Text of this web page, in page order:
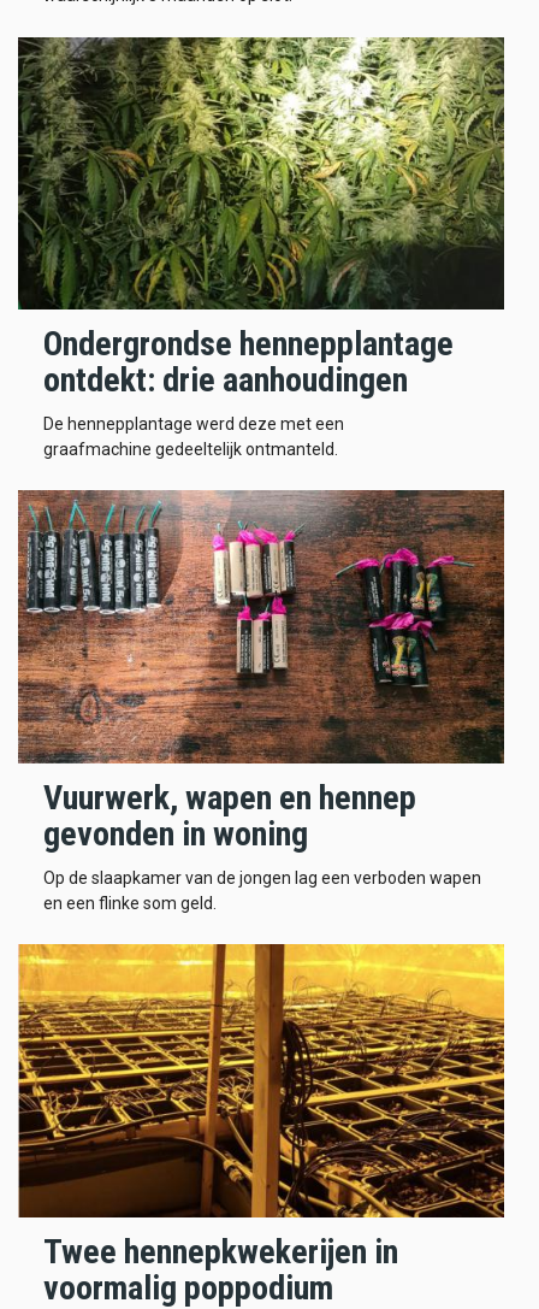
Ondergrondse hennepplantage
ontdekt: drie aanhoudingen
De hennepplantage werd deze met een
graafmachine gedeeltelijk ontmanteld.
Vuurwerk, wapen en hennep
gevonden in woning
Op de slaapkamer van de jongen lag een verboden wapen
en een flinke som geld.
Twee hennepkwekerijen in
voormalig poppodium